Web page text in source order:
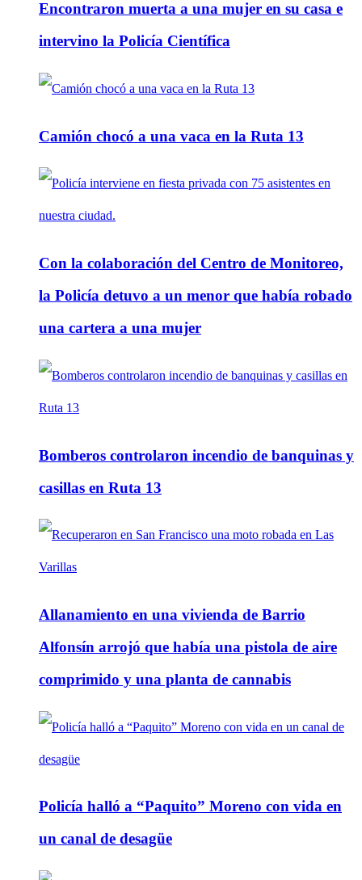
Encontraron muerta a una mujer en su casa e
intervino la Policía Científica
Camión chocó a una vaca en la Ruta 13
Con la colaboración del Centro de Monitoreo,
la Policía detuvo a un menor que había robado
una cartera a una mujer
Bomberos controlaron incendio de banquinas y
casillas en Ruta 13
Allanamiento en una vivienda de Barrio
Alfonsín arrojó que había una pistola de aire
comprimido y una planta de cannabis
Policía halló a “Paquito” Moreno con vida en
un canal de desagüe